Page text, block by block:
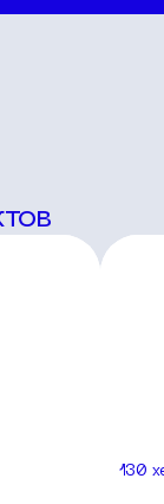
130